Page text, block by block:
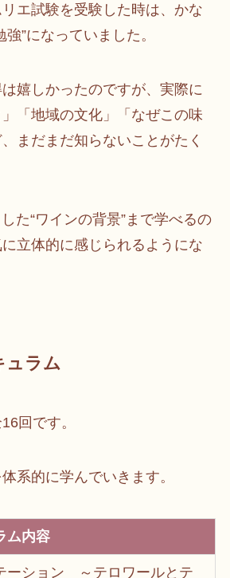
エ試験を受験した時は、かな
強”になっていました。
嬉しかったのですが、実際に
「地域の文化」「なぜこの味
まだまだ知らないことがたく
た“ワインの背景”まで学べるの
立体的に感じられるようにな
ュラム
回です。
系的に学んでいきます。
ム内容
ーション ～テロワールとテ